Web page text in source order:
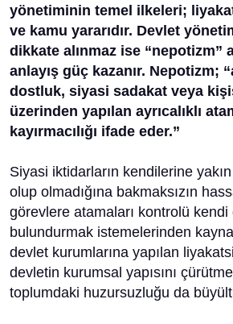
yönetiminin temel ilkeleri;
ve kamu yararıdır. Devlet
dikkate alınmaz ise “nepotizm”
anlayış güç kazanır. Nepotizm;
dostluk, siyasi sadakat veya
üzerinden yapılan ayrıcalıklı
kayırmacılığı ifade eder.”
Siyasi iktidarların kendilerine
olup olmadığına bakmaksızın
görevlere atamaları kontrolü kendi
bulundurmak istemelerinden
devlet kurumlarına yapılan
devletin kurumsal yapısını
toplumdaki huzursuzluğu da